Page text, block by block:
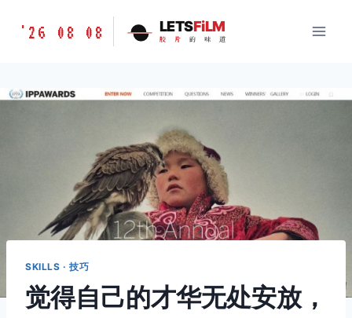
胶
味
'26 08 08 LETSFiLM
胶 片 的 味 道
SKILLS · 技巧
觉得自己的才华无处安放，